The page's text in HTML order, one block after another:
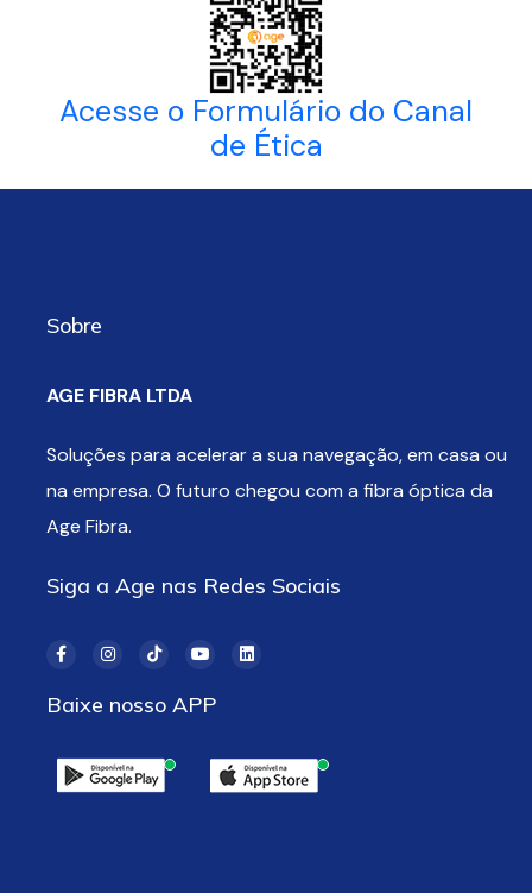
Acesse o Formulário do Canal
de Ética
Sobre
AGE FIBRA LTDA
Soluções para acelerar a sua navegação, em casa ou
na empresa. O futuro chegou com a fibra óptica da
Age Fibra.
Siga a Age nas Redes Sociais
Baixe nosso APP